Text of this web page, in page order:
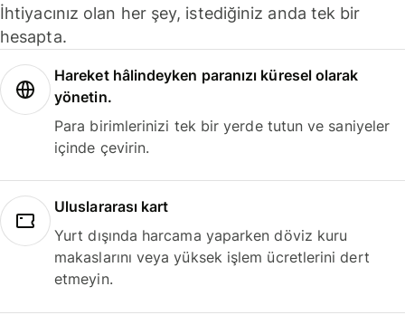
İhtiyacınız olan her şey, istediğiniz anda tek bir
hesapta.
Hareket hâlindeyken paranızı küresel olarak
yönetin.
Para birimlerinizi tek bir yerde tutun ve saniyeler
içinde çevirin.
Uluslararası kart
Yurt dışında harcama yaparken döviz kuru
makaslarını veya yüksek işlem ücretlerini dert
etmeyin.